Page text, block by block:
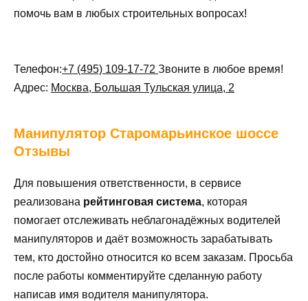
помочь вам в любых строительных вопросах!
Телефон:+7 (495) 109-17-72 Звоните в любое время!
Адрес: Москва, Большая Тульская улица, 2
Манипулятор Старомарьинское шоссе
Отзывы
Для повышения ответственности, в сервисе
реализована рейтинговая система, которая
помогает отслеживать неблагонадёжных водителей
манипуляторов и даёт возможность зарабатывать
тем, кто достойно относится ко всем заказам. Просьба
после работы комментируйте сделанную работу
написав имя водителя манипулятора.